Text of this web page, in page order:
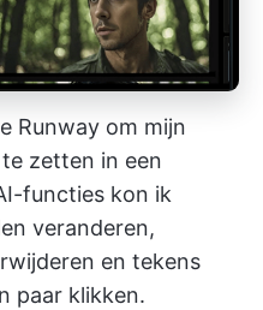
Runway om mijn
zetten in een
functies kon ik
veranderen,
en tekens
paar klikken.